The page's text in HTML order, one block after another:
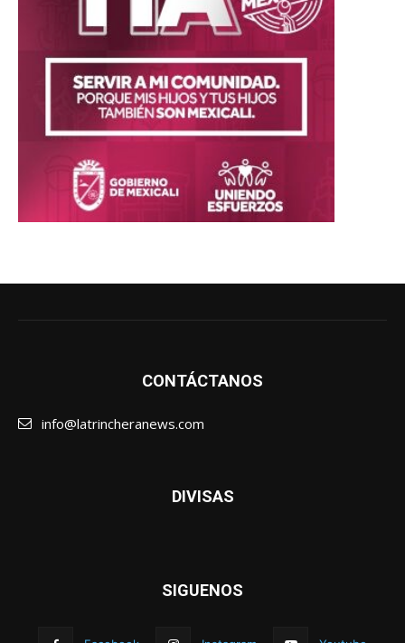
CONTÁCTANOS
info@latrincheranews.com
DIVISAS
SIGUENOS